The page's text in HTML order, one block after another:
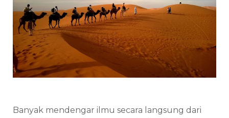
Banyak mendengar ilmu secara langsung dari